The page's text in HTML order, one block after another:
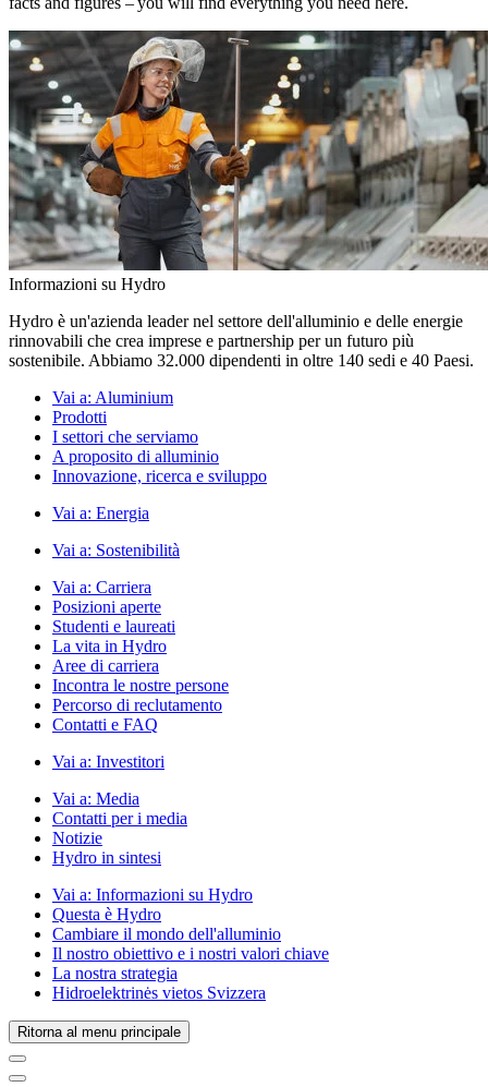
Informazioni su Hydro
Hydro è un'azienda leader nel settore dell'alluminio e delle energie
rinnovabili che crea imprese e partnership per un futuro più
sostenibile. Abbiamo 32.000 dipendenti in oltre 140 sedi e 40 Paesi.
Vai a: Aluminium
Prodotti
I settori che serviamo
A proposito di alluminio
Innovazione, ricerca e sviluppo
Vai a: Energia
Vai a: Sostenibilità
Vai a: Carriera
Posizioni aperte
Studenti e laureati
La vita in Hydro
Aree di carriera
Incontra le nostre persone
Percorso di reclutamento
Contatti e FAQ
Vai a: Investitori
Vai a: Media
Contatti per i media
Notizie
Hydro in sintesi
Vai a: Informazioni su Hydro
Questa è Hydro
Cambiare il mondo dell'alluminio
Il nostro obiettivo e i nostri valori chiave
La nostra strategia
Hidroelektrinės vietos Svizzera
Ritorna al menu principale